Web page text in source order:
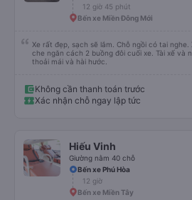
12 giờ 45 phút
Bến xe Miền Đông Mới
Xe rất đẹp, sạch sẽ lắm. Chỗ ngồi có tai
che ngăn cách 2 buồng đôi cuối xe. Tài xế và
thoải mái và hài hước.
Không cần thanh toán trước
Xác nhận chỗ ngay lập tức
Hiếu Vinh
Giường nằm 40 chỗ
Bến xe Phú Hòa
12 giờ
Bến xe Miền Tây